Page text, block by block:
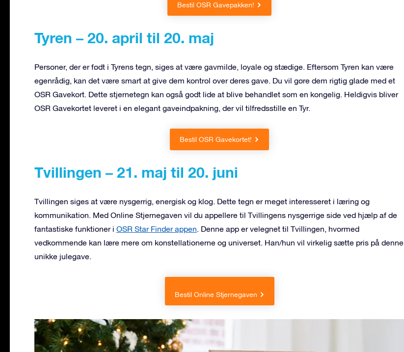
Bestil OSR Gavepakken!
Tyren – 20. april til 20. maj
Personer, der er født i Tyrens tegn, siges at være gavmilde, loyale og stædige. Eftersom Tyren kan være
egenrådig, kan det være smart at give dem kontrol over deres gave. Du vil gøre dem rigtig glade med et
OSR Gavekort. Dette stjernetegn kan også godt lide at blive behandlet som en kongelig. Heldigvis bliver
OSR Gavekortet leveret i en elegant gaveindpakning, der vil tilfredsstille en Tyr.
Bestil OSR Gavekortet!
Tvillingen – 21. maj til 20. juni
Tvillingen siges at være nysgerrig, energisk og klog. Dette tegn er meget interesseret i læring og
kommunikation. Med Online Stjernegaven vil du appellere til Tvillingens nysgerrige side ved hjælp af de
fantastiske funktioner i OSR Star Finder appen . Denne app er velegnet til Tvillingen, hvormed
vedkommende kan lære mere om konstellationerne og universet. Han/hun vil virkelig sætte pris på denne
unikke julegave.
Bestil Online Stjernegaven